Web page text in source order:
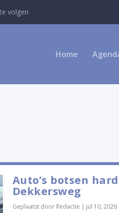
volgen
Home
Auto’s botsen
Dekkersweg
Geplaatst door Redactie | jul 10, 2026